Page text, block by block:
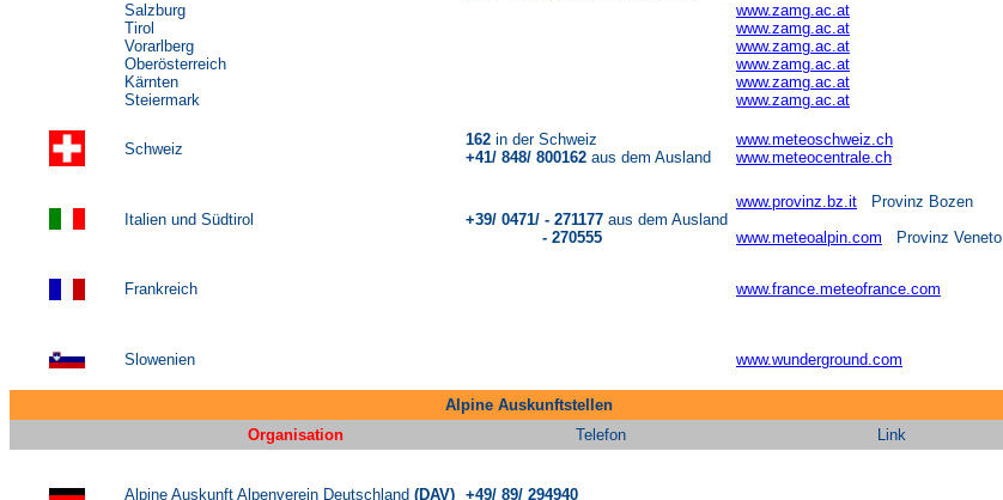
Salzburg
www.zamg.ac.at
Tirol
www.zamg.ac.at
Vorarlberg
www.zamg.ac.at
Oberösterreich
www.zamg.ac.at
Kärnten
www.zamg.ac.at
Steiermark
www.zamg.ac.at
Schweiz
162 in der Schweiz
+41/ 848/ 800162 aus dem Ausland
www.meteoschweiz.ch
www.meteocentrale.ch
Italien und Südtirol +39/ 0471/ - 271177 aus dem Ausland
- 270555
www.provinz.bz.it
Provinz Bozen
www.meteoalpin.com
Provinz Veneto
Frankreich www.france.meteofrance.com
Slowenien www.wunderground.com
Alpine Auskunftstellen
Organisation
Telefon Link
Alpine Auskunft Alpenverein Deutschland (DAV) +49/ 89/ 294940